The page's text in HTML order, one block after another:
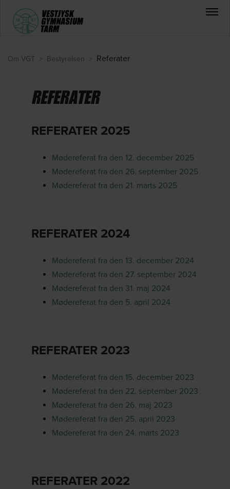
Om VGT > Bestyrelsen > Referater
REFERATER
REFERATER 2025
Mødereferat fra den 12. december 2025
Mødereferat fra den 26. september 2025
Mødereferat fra den 21. marts 2025
REFERATER 2024
Mødereferat fra den 13. december 2024
Mødereferat fra den 27. september 2024
Mødereferat fra den 31. maj 2024
Mødereferat fra den 5. april 2024
REFERATER 2023
Mødereferat fra den 15. december 2023
Mødereferat fra den 22. september 2023
Mødereferat fra den 26. maj 2023
Mødereferat fra den 25. april 2023
Mødereferat fra den 24. marts 2023
REFERATER 2022